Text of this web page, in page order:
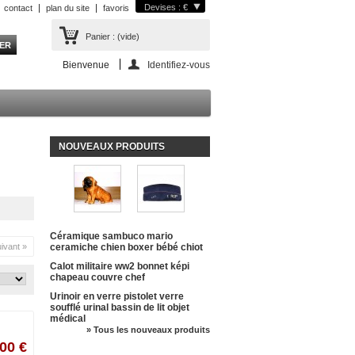
Devises : €
contact plan du site favoris
Panier : (vide)
Bienvenue Identifiez-vous
»
€
NOUVEAUX PRODUITS
Céramique sambuco mario
ceramiche chien boxer bébé chiot
Calot militaire ww2 bonnet képi
chapeau couvre chef
Urinoir en verre pistolet verre
soufflé urinal bassin de lit objet
médical
» Tous les nouveaux produits